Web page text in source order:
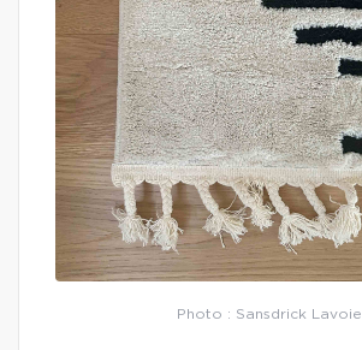
Photo : Sansdrick Lavoie